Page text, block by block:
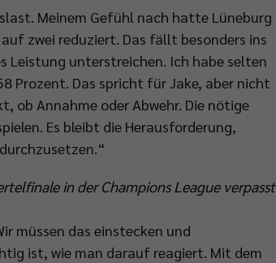
Meinem Gefühl nach hatte Lüneburg
zwei reduziert. Das fällt besonders ins
Leistung unterstreichen. Ich habe selten
Prozent. Das spricht für Jake, aber nicht
ob Annahme oder Abwehr. Die nötige
Es bleibt die Herausforderung,
in der Champions League verpasst
müssen das einstecken und
ist, wie man darauf reagiert. Mit dem